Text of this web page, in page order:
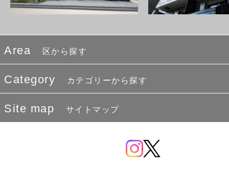
Area 区から探す
Category カテゴリーから探す
Site map サイトマップ